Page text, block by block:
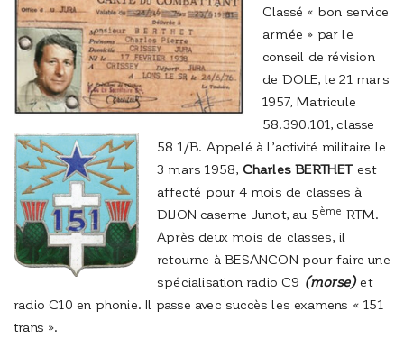
Classé « bon service
armée » par le
conseil de révision
de DOLE, le 21 mars
1957, Matricule
58.390.101, classe
58 1/B. Appelé à l’activité militaire le
3 mars 1958, Charles BERTHET est
affecté pour 4 mois de classes à
DIJON caserne Junot, au 5ème RTM.
Après deux mois de classes, il
retourne à BESANCON pour faire une
spécialisation radio C9 (morse)et
radio C10 en phonie. Il passe avec succès les examens « 151
trans ».